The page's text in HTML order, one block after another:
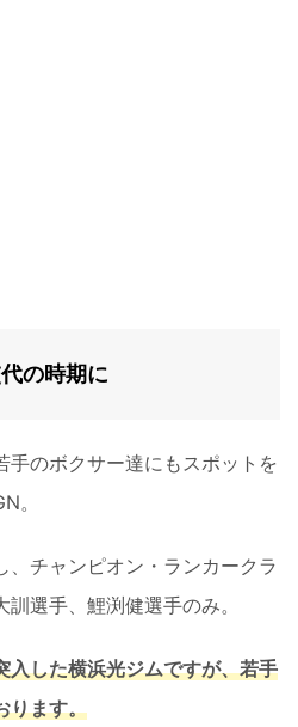
の時期に
手のボクサー達にもスポットを
。
、チャンピオン・ランカークラ
選手、鯉渕健選手のみ。
入した横浜光ジムですが、若手
ります。